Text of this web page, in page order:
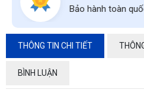
Bảo hành toàn
THÔNG TIN CHI TIẾT
BÌNH LUẬN